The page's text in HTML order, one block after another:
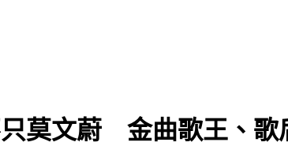
失憶？
莫文蔚 金曲歌王、歌